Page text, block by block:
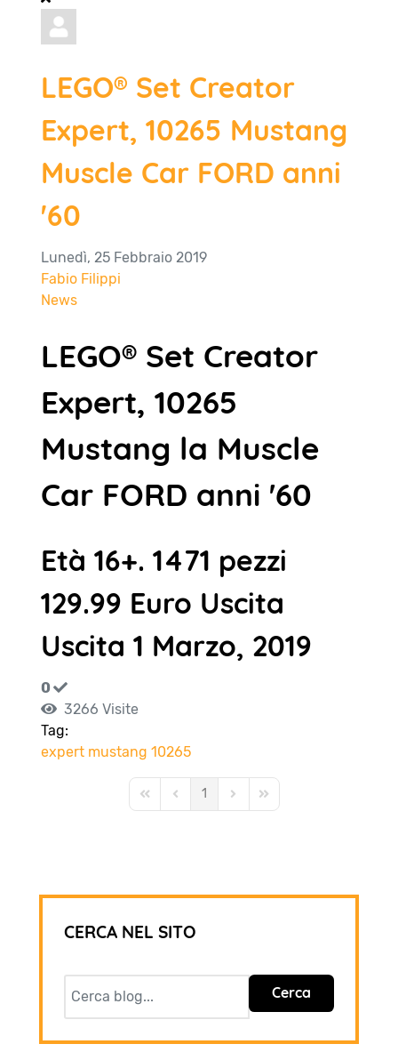
LEGO® Set Creator
Expert, 10265 Mustang
Muscle Car FORD anni
'60
Lunedì, 25 Febbraio 2019
Fabio Filippi
News
LEGO® Set Creator
Expert, 10265
Mustang la Muscle
Car FORD anni '60
Età 16+. 1471 pezzi
129.99 Euro Uscita
Uscita 1 Marzo, 2019
0
3266 Visite
Tag:
expert mustang 10265
First PagePrevious Page
1 Next PageLast Page
CERCA NEL SITO
Cerca